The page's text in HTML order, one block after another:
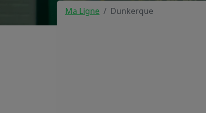
Ma Ligne Dunkerque